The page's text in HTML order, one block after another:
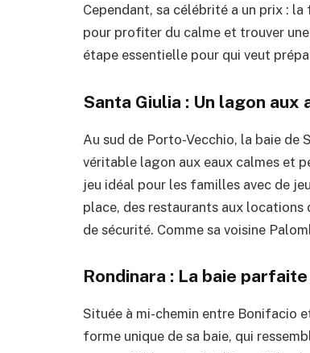
Cependant, sa célébrité a un prix :
pour profiter du calme et trouver
étape essentielle pour qui veut
Santa Giulia : Un lagon aux
Au sud de Porto-Vecchio, la baie
véritable lagon aux eaux calmes et
jeu idéal pour les familles avec de
place, des restaurants aux
de sécurité. Comme sa voisine
Rondinara : La baie
Située à mi-chemin entre Bonifacio
forme unique de sa baie, qui